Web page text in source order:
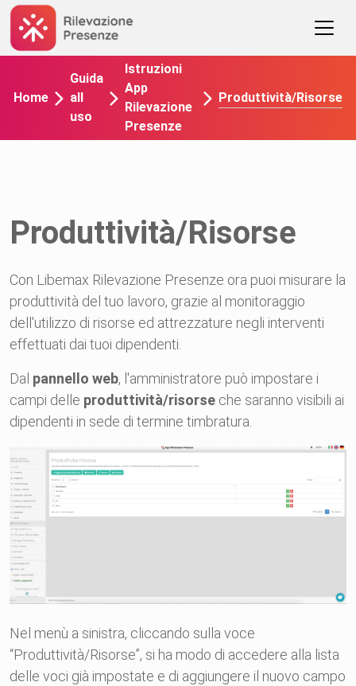
Home
Guida
all
uso
Istruzioni
App
Rilevazione
Presenze
Produttività/Risorse
Produttività/Risorse
Con Libemax Rilevazione Presenze ora puoi misurare la
produttività del tuo lavoro, grazie al monitoraggio
dell'utilizzo di risorse ed attrezzature negli interventi
effettuati dai tuoi dipendenti.
Dal pannello web, l'amministratore può impostare i
campi delle produttività/risorse che saranno visibili ai
dipendenti in sede di termine timbratura.
Nel menù a sinistra, cliccando sulla voce
“Produttività/Risorse”, si ha modo di accedere alla lista
delle voci già impostate e di aggiungere il nuovo campo